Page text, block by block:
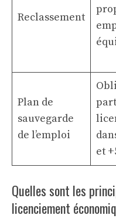
Reclassement
Plan de
sauvegarde
de l’emploi
et
Quelles sont les
licenciement